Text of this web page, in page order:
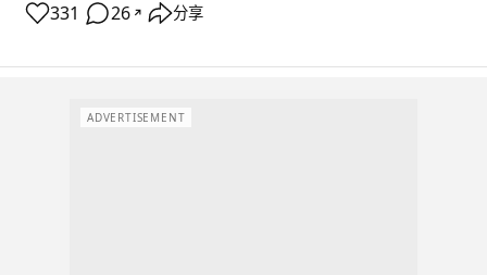
331 26 ↗ 分享
ADVERTISEMENT